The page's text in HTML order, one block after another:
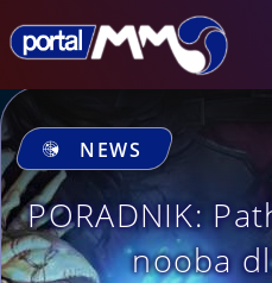
NEWS
PORADNIK:
nooba